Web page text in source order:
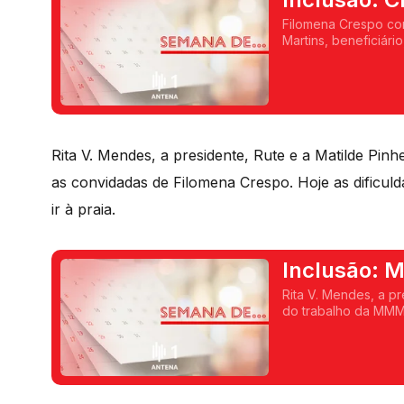
Filomena Crespo
Martins,
Rita V. Mendes, a presidente, Rute e a Matilde
as convidadas de Filomena Crespo. Hoje as
ir à praia.
Inclusão:
à praia
Rita V. Mendes, a
do trabalho da